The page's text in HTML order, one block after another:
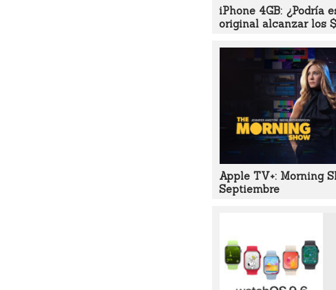
iPhone 4GB: ¿Podría
original alcanzar los
Apple TV+: Morning
Septiembre